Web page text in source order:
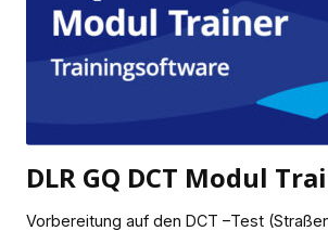
DLR GQ DCT Modul
Vorbereitung auf den DCT –Test